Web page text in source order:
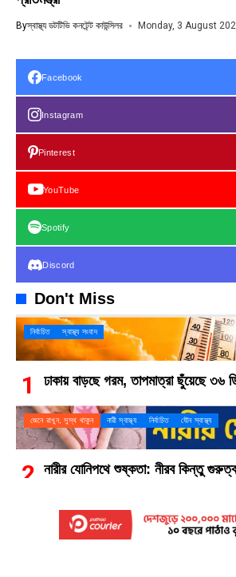
Byস্বাস্থ্য ডটটিভি কনটেন্ট কাউন্সিলর Monday, 3 August
Facebook
Instagram
Pinterest
YouTube
Spotify
Discord
Don't Miss
নির্বাচিত স্বাস্থ্য সংবাদ
ঢাকায় বাড়ছে গরম, তাপমাত্রা ছুঁয়েছে ৩৬
জেনে রাখুন, সুস্থ থাকুন নারী স্বাস্থ্য নির্বাচিত যৌন স্বাস্থ্য
নারীর যোনিপথে শুষ্কতা: নীরব কিন্তু